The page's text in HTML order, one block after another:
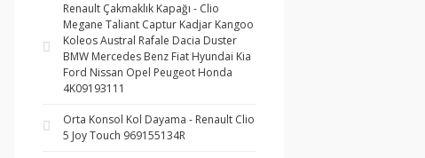
Renault Çakmaklık Kapağı - Clio
Megane Taliant Captur Kadjar Kangoo
Koleos Austral Rafale Dacia Duster
BMW Mercedes Benz Fiat Hyundai Kia
Ford Nissan Opel Peugeot Honda
4K09193111
Orta Konsol Kol Dayama - Renault Clio
5 Joy Touch 969155134R